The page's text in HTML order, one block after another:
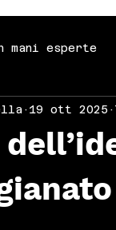
mani esperte
19 ott 2025